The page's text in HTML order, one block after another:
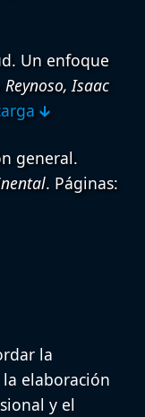
Un enfoque
Isaac
🡳
general.
. Páginas:
la
elaboración
y el